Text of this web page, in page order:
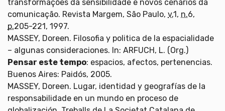
transformações da sensibilidade e novos cenários da
comunicação. Revista Margem, São Paulo, v.1, n.6,
p.205-221, 1997.
MASSEY, Doreen. Filosofia y politica de la espacialidade
– algunas consideraciones. In: ARFUCH, L. (Org.)
Pensar este tempo: espacios, afectos, pertenencias.
Buenos Aires: Paidós, 2005.
MASSEY, Doreen. Lugar, identidad y geografías de la
responsabilidade en un mundo en proceso de